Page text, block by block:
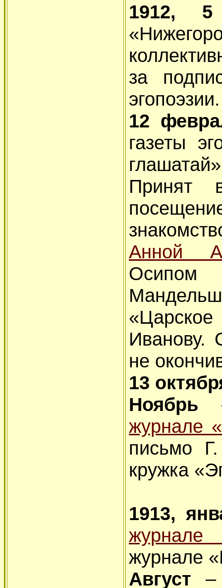
1912,
за
эгопоэзии.
12
газеты
Принят
Анной
Иванову.
не
13
Ноябрь
журнале
письмо
кружка
1913,
журнале
журнале
Август –